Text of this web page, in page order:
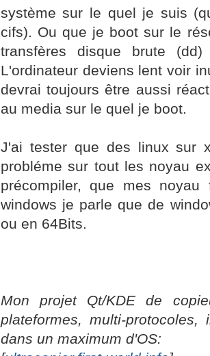
système sur le quel je suis
cifs). Ou que je boot sur le
transfères disque brute
L'ordinateur deviens lent voir
devrai toujours être aussi
au media sur le quel je boot.
J'ai tester que des linux sur
probléme sur tout les noyau
précompiler, que mes
windows je parle que de
ou en 64Bits.
Mon projet Qt/KDE de
plateformes, multi-protocoles,
dans un maximum d'OS: